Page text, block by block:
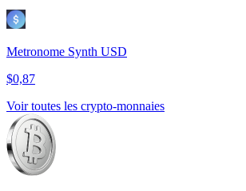
Metronome Synth USD
$0,87
Voir toutes les crypto-monnaies